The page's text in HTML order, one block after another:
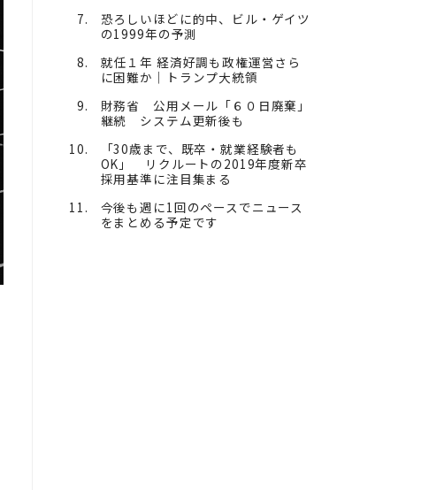
恐ろしいほどに的中、ビル・ゲイツ
の1999年の予測
就任１年 経済好調も政権運営さら
に困難か｜トランプ大統領
財務省 公用メール「６０日廃棄」
継続 システム更新後も
「30歳まで、既卒・就業経験者も
OK」 リクルートの2019年度新卒
採用基準に注目集まる
今後も週に1回のペースでニュース
をまとめる予定です